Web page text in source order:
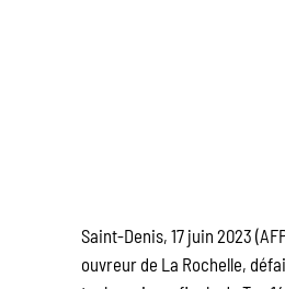
Saint-Denis, 17 juin 2023
ouvreur de La Rochelle,